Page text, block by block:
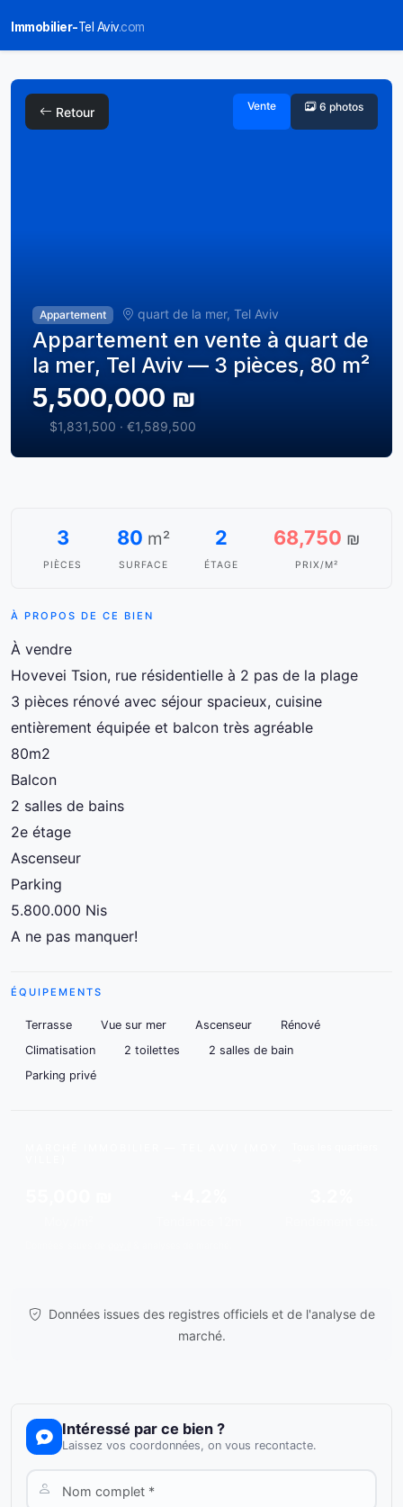
Immobilier-Tel Aviv.com
Retour Vente 6 photos
Appartement quart de la mer, Tel Aviv
Appartement en vente à quart de
la mer, Tel Aviv — 3 pièces, 80 m²
5,500,000 ₪
$1,831,500 · €1,589,500
3
PIÈCES
80 m²
SURFACE
2
ÉTAGE
68,750 ₪
PRIX/M²
À PROPOS DE CE BIEN
À vendre
Hovevei Tsion, rue résidentielle à 2 pas de la plage
3 pièces rénové avec séjour spacieux, cuisine
entièrement équipée et balcon très agréable
80m2
Balcon
2 salles de bains
2e étage
Ascenseur
Parking
5.800.000 Nis
A ne pas manquer!
ÉQUIPEMENTS
Terrasse Vue sur mer Ascenseur
Rénové
Climatisation
2 toilettes
2 salles de bain
Parking privé
Données issues des registres officiels et de l'analyse de
marché.
Intéressé par ce bien ?
Laissez vos coordonnées, on vous recontacte.